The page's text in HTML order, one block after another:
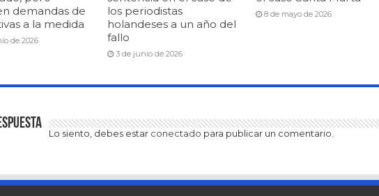
demandas de
a la medida
de 2026
los periodistas
holandeses a un año del
fallo
3 de junio de 2026
8 de mayo de 2026
Lo siento, debes estar conectado para publicar un comentario.